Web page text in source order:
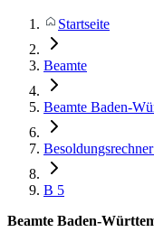
Startseite
Beamte
Beamte Baden-
B 5
Beamte Baden-